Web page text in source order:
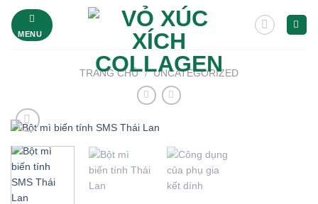
qua
MENU
TRANG CHỦ / UNCATEGORIZED